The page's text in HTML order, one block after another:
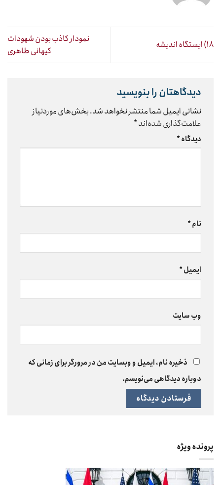
۱۸) ایستگاه اندیشه
نمودار کاذب بودن شهودات
کیهانی طاهری
دیدگاهتان را بنویسید
نشانی ایمیل شما منتشر نخواهد شد.بخش‌های موردنیاز
علامت‌گذاری شده‌اند*
دیدگاه*
نام*
ایمیل*
وب‌ سایت
ذخیره نام، ایمیل و وبسایت من در مرورگر برای زمانی که
دوباره دیدگاهی می‌نویسم.
پرونده ویژه